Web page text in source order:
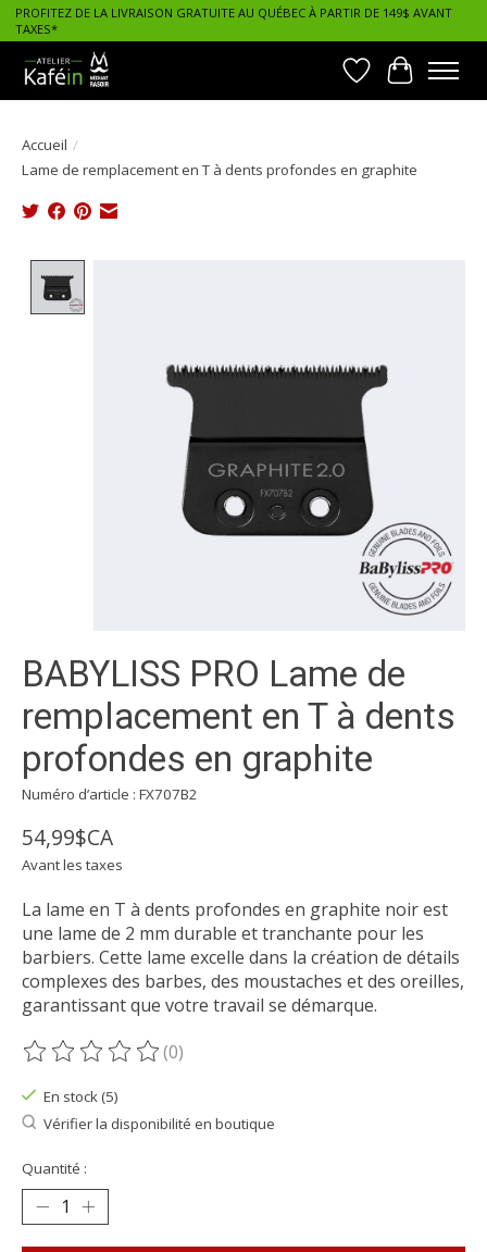
PROFITEZ DE LA LIVRAISON GRATUITE AU QUÉBEC À PARTIR DE 149$ AVANT
TAXES*
Liste dePanier
Accueil /
Lame de remplacement en T à dents profondes en graphite
BABYLISS PRO Lame de
remplacement en T à dents
profondes en graphite
Numéro d’article : FX707B2
54,99$CA
Avant les taxes
La lame en T à dents profondes en graphite noir est
une lame de 2 mm durable et tranchante pour les
barbiers. Cette lame excelle dans la création de détails
complexes des barbes, des moustaches et des oreilles,
garantissant que votre travail se démarque.
Ce produit est évalué à
(0)
En stock (5)
Vérifier la disponibilité en boutique
Quantité :